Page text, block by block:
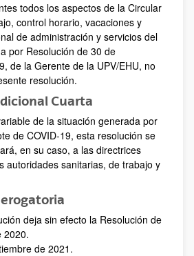
todos los aspectos de la Circular
control horario, vacaciones y
de administración y servicios del
por Resolución de 30 de
de la Gerente de la UPV/EHU, no
resolución.
Cuarta
de la situación generada por
de COVID-19, esta resolución se
en su caso, a las directrices
autoridades sanitarias, de trabajo y
deja sin efecto la Resolución de
2020.
de 2021.